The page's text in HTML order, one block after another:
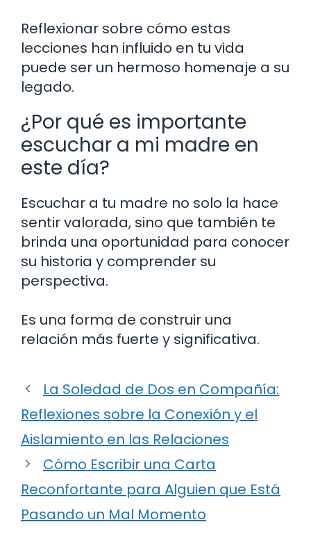
Reflexionar sobre cómo estas
lecciones han influido en tu vida
puede ser un hermoso homenaje a su
legado.
¿Por qué es importante
escuchar a mi madre en
este día?
Escuchar a tu madre no solo la hace
sentir valorada, sino que también te
brinda una oportunidad para conocer
su historia y comprender su
perspectiva.
Es una forma de construir una
relación más fuerte y significativa.
La Soledad de Dos en Compañía:
Reflexiones sobre la Conexión y el
Aislamiento en las Relaciones
Cómo Escribir una Carta
Reconfortante para Alguien que Está
Pasando un Mal Momento